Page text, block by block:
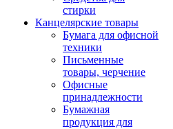
стирки
Канцелярские товары
Бумага для офисной
техники
Письменные
товары, черчение
Офисные
принадлежности
Бумажная
продукция для